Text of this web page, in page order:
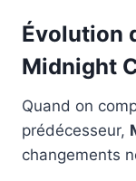
Évolution
Midnight
Quand on
prédécesseur,
changements